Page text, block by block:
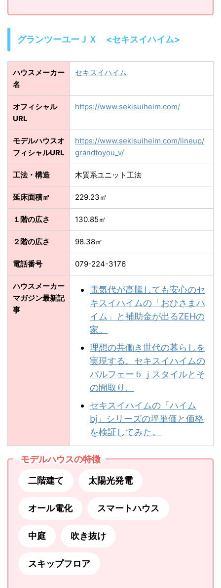
グランツーユーＪＸ <セキスイハイム>
ハウスメーカー
名
セキスイハイム
オフィシャル
URL
https://www.sekisuiheim.com/
モデルハウスオ
フィシャルURL
https://www.sekisuiheim.com/lineup/
grandtoyou_v/
工法・構造 木質系ユニット工法
延床面積㎡ 229.23㎡
１階の広さ 130.85㎡
２階の広さ 98.38㎡
電話番号 079-224-3176
ハウスメーカー
マガジン最新記
事
電気代が高騰しても安心のセ
キスイハイムの「おひさまハ
イム」と補助金が出るZEHの
家。
理想の共働き世代の暮らしを
実現する。セキスイハイムの
パルフェーｂｊスタイルとそ
の間取り。
セキスイハイムの「ハイム
bj」シリーズの坪単価と価格
を検証してみた。
モデルハウスの特徴
二階建て 太陽光発電
オール電化 スマートハウス
中庭 吹き抜け
スキップフロア